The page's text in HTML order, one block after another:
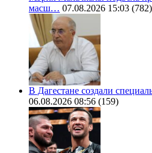
масш… 07.08.2026 15:03 (782)
В Дагестане создали
06.08.2026 08:56 (159)